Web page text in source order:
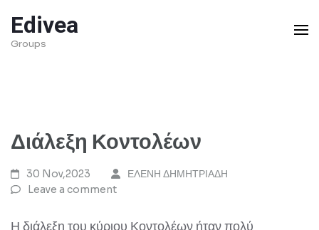
to
content
Edivea
Groups
Διάλεξη Κοντολέων
30 Nov,2023
ΕΛΕΝΗ ΔΗΜΗΤΡΙΑΔΗ
Leave a comment
Η διάλεξη του κύριου Κοντολέων ήταν πολύ